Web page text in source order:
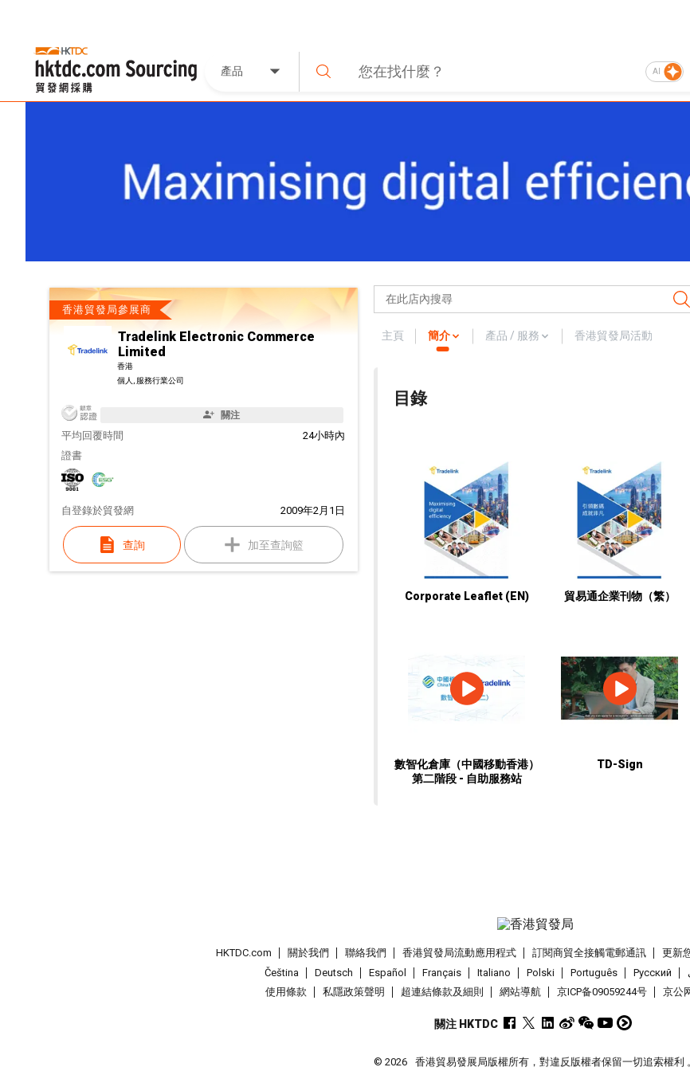
產品 AI
香港貿發局參展商
Tradelink Electronic Commerce
Limited
香港
個人, 服務行業公司
關注
平均回覆時間
24小時內
證書
自 2009年2月1日
登錄於貿發網
查詢 加至查詢籃
主頁 簡介 產品 / 服務 香港貿發局活動
目錄
Corporate Leaflet (EN) 貿易通企業刊物（繁）
數智化倉庫（中國移動香港）
第二階段 - 自助服務站
TD-Sign
HKTDC.com 關於我們 聯絡我們 香港貿發局流動應用程式 訂閱商貿全接觸電郵通訊 更新
Čeština
Deutsch Español Français Italiano Polski Português Pусский
使用條款
私隱政策聲明 超連結條款及細則 網站導航 京ICP备09059244号 京公
關注 HKTDC
© 2026 香港貿易發展局版權所有，對違反版權者保留一切追索權利